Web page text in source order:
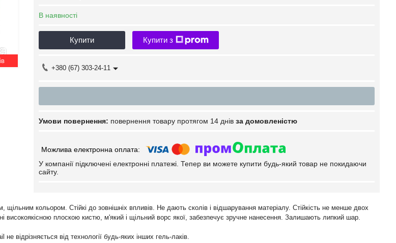
В наявності
Купити Купити з
+380 (67) 303-24-11
повернення товару протягом 14 днів за домовленістю
У компанії підключені електронні платежі. Тепер ви можете купити будь-який товар не покидаючи
сайту.
щільним кольором. Стійкі до зовнішніх впливів. Не дають сколів і відшарування матеріалу. Стійкість не менше двох
високоякісною плоскою кистю, м'який і щільний ворс якої, забезпечує зручне нанесення. Залишають липкий шар.
відрізняється від технології будь-яких інших гель-лаків.